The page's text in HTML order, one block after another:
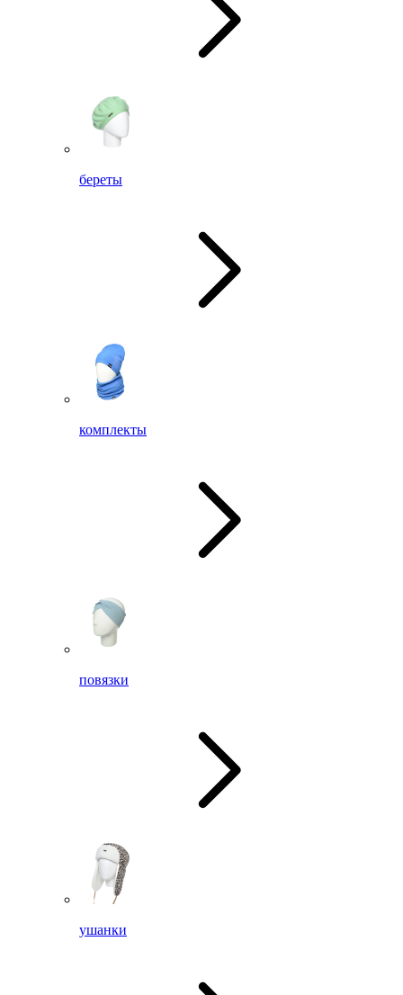
береты
комплекты
повязки
ушанки